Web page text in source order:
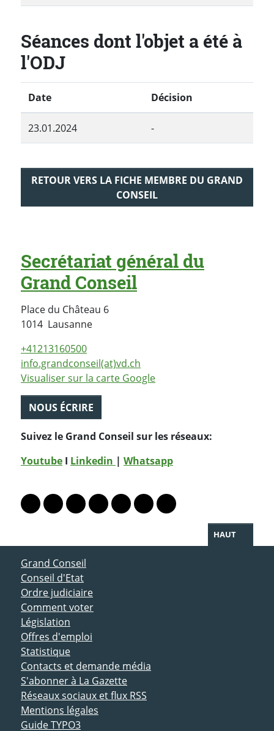
Séances dont l'objet a été à
l'ODJ
Date Décision
23.01.2024 -
RETOUR VERS LA FICHE MEMBRE DU GRAND
CONSEIL
Secrétariat général du
Grand Conseil
Place du Château 6
1014 LausanneSuisse
+41213160500
info.grandconseil(at)vd.ch
Visualiser sur la carte Google
NOUS ÉCRIRE
Suivez le Grand Conseil sur les réseaux:
Youtube I Linkedin | Whatsapp
Lien vers le profil Mastodon
Lien vers le profil Bluesky
Lien vers le profil Instagram
Lien vers le profil Linkedin
Lien vers le profil Facebook
Lien vers le profil Twitter
Partager par WhatsApp
HAUT
ACCÈS DIRECT
Grand Conseil
Conseil d'Etat
Ordre judiciaire
Comment voter
Législation
Offres d'emploi
Statistique
Contacts et demande média
S'abonner à La Gazette
Réseaux sociaux et flux RSS
Mentions légales
Guide TYPO3